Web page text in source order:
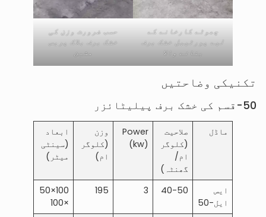
چھوٹے کارخانے کے
لیے پورٹیبل خشک برف
بنانے والا
حسب ضرورت وزن کی
خشک برف بلاک پریس
مشین
تکنیکی وضاحتیں
50-قسم کی خشک برف پیلیٹائزر
ماڈل
صلاحیت
(کلوگر
ام/
گھنٹہ)
Power
(kw)
وزن
(کلوگر
ام)
ابعاد
(سینٹی
میٹر)
ایس
ایل-50
40-50
3
195
100×50
×100